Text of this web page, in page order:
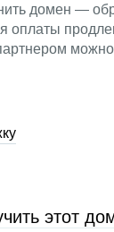
домен —
оплаты
этот